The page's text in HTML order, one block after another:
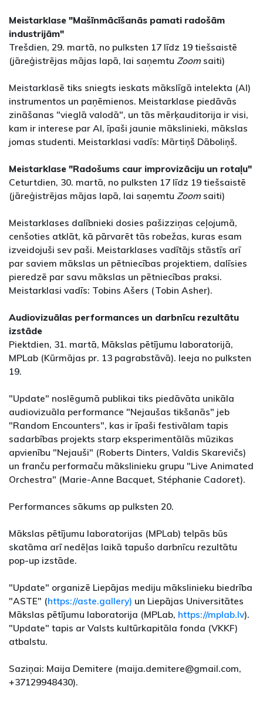
Meistarklase "Mašīnmācīšanās pamati radošām
industrijām"
Trešdien, 29. martā, no pulksten 17 līdz 19 tiešsaistē
(jāreģistrējas mājas lapā, lai saņemtu Zoom saiti)
Meistarklasē tiks sniegts ieskats mākslīgā intelekta (AI)
instrumentos un paņēmienos. Meistarklase piedāvās
zināšanas "vieglā valodā", un tās mērķauditorija ir visi,
kam ir interese par AI, īpaši jaunie mākslinieki, mākslas
jomas studenti. Meistarklasi vadīs: Mārtiņš Dāboliņš.
Meistarklase "Radošums caur improvizāciju un rotaļu"
Ceturtdien, 30. martā, no pulksten 17 līdz 19 tiešsaistē
(jāreģistrējas mājas lapā, lai saņemtu Zoom saiti)
Meistarklases dalībnieki dosies pašizziņas ceļojumā,
cenšoties atklāt, kā pārvarēt tās robežas, kuras esam
izveidojuši sev paši. Meistarklases vadītājs stāstīs arī
par saviem mākslas un pētniecības projektiem, dalīsies
pieredzē par savu mākslas un pētniecības praksi.
Meistarklasi vadīs: Tobins Ašers (Tobin Asher).
Audiovizuālas performances un darbnīcu rezultātu
izstāde
Piektdien, 31. martā, Mākslas pētījumu laboratorijā,
MPLab (Kūrmājas pr. 13 pagrabstāvā). Ieeja no pulksten
19.
"Update" noslēgumā publikai tiks piedāvāta unikāla
audiovizuāla performance "Nejaušas tikšanās" jeb
"Random Encounters", kas ir īpaši festivālam tapis
sadarbības projekts starp eksperimentālās mūzikas
apvienību "Nejauši" (Roberts Dinters, Valdis Skarevičs)
un franču performaču mākslinieku grupu "Live Animated
Orchestra" (Marie-Anne Bacquet, Stéphanie Cadoret).
Performances sākums ap pulksten 20.
Mākslas pētījumu laboratorijas (MPLab) telpās būs
skatāma arī nedēļas laikā tapušo darbnīcu rezultātu
pop-up izstāde.
"Update" organizē Liepājas mediju mākslinieku biedrība
"ASTE" (https://aste.gallery) un Liepājas Universitātes
Mākslas pētījumu laboratorija (MPLab, https://mplab.lv).
"Update" tapis ar Valsts kultūrkapitāla fonda (VKKF)
atbalstu.
Saziņai: Maija Demitere (maija.demitere@gmail.com,
+37129948430).